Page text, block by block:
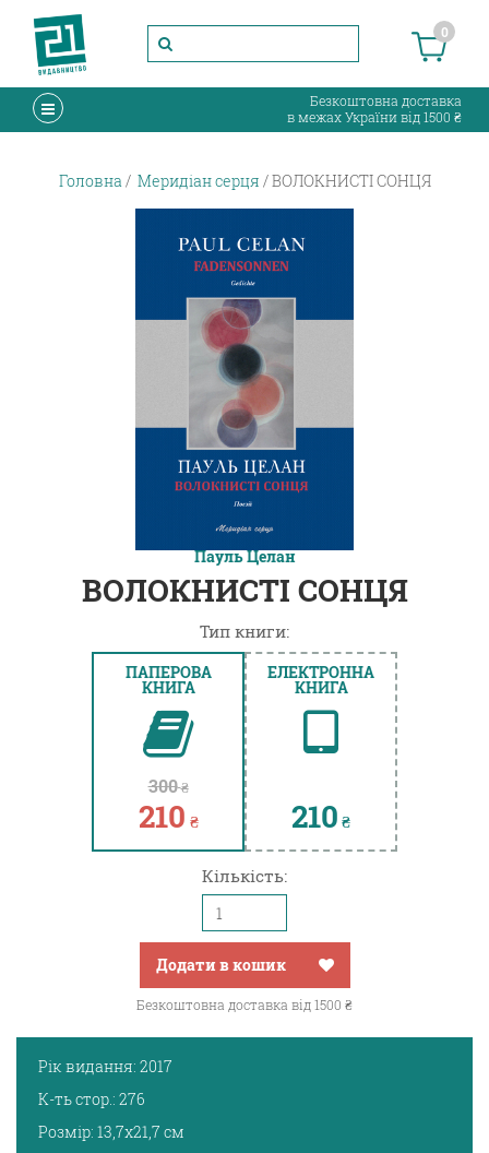
0
Безкоштовна доставка
в межах України від 1500 ₴
Головна Меридіан серця ВОЛОКНИСТІ СОНЦЯ
Пауль Целан
ВОЛОКНИСТІ СОНЦЯ
Тип книги:
ПАПЕРОВА
КНИГА
300₴
210 ₴
ЕЛЕКТРОННА
КНИГА
210 ₴
Кількість:
Додати в кошик
Безкоштовна доставка від 1500 ₴
Рік видання: 2017
К-ть стор.: 276
Розмір: 13,7х21,7 см